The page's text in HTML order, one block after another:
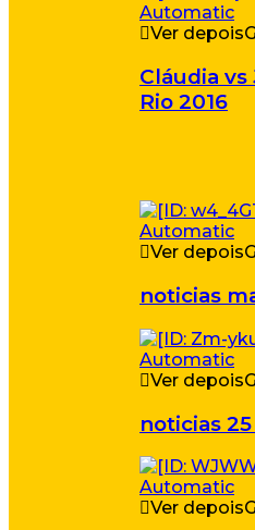
Ver depois
Cláudia
Rio 2016
Ver depois
noticias
Ver depois
noticias
Ver depois